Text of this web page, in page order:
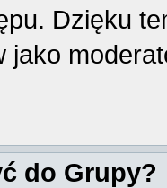
Dzięku
jako
do Grupy?